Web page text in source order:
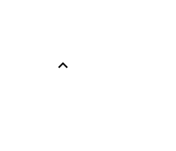
keyboard_arrow_up